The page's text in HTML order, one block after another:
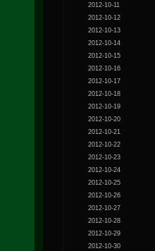
2012-10-11
2012-10-12
2012-10-13
2012-10-14
2012-10-15
2012-10-16
2012-10-17
2012-10-18
2012-10-19
2012-10-20
2012-10-21
2012-10-22
2012-10-23
2012-10-24
2012-10-25
2012-10-26
2012-10-27
2012-10-28
2012-10-29
2012-10-30